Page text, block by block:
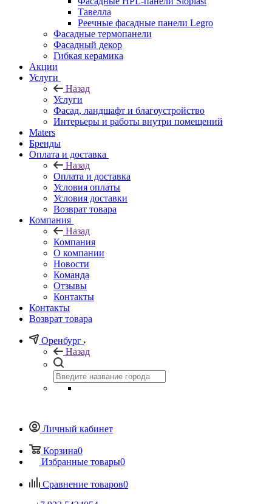
Тавелла
Реечные фасадные панели Legro
Фасадные термопанели
Фасадный декор
Гибкая керамика
Акции
Услуги
Назад
Услуги
Фасад, ландшафт и благоустройство
Интерьеры и работы внутри помещений
Maters
Бренды
Оплата и доставка
Назад
Оплата и доставка
Условия оплаты
Условия доставки
Возврат товара
Компания
Назад
Компания
О компании
Новости
Команда
Отзывы
Контакты
Контакты
Возврат товара
Оренбург
Назад
Личный кабинет
Корзина0
Избранные товары0
Сравнение товаров0